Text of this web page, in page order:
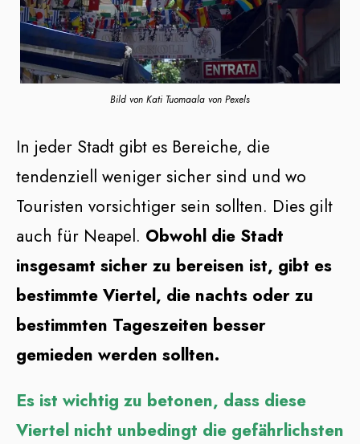
Bild von Kati Tuomaala von Pexels
In jeder Stadt gibt es Bereiche, die
tendenziell weniger sicher sind und wo
Touristen vorsichtiger sein sollten. Dies gilt
auch für Neapel. Obwohl die Stadt
insgesamt sicher zu bereisen ist, gibt es
bestimmte Viertel, die nachts oder zu
bestimmten Tageszeiten besser
gemieden werden sollten.
Es ist wichtig zu betonen, dass diese
Viertel nicht unbedingt die gefährlichsten